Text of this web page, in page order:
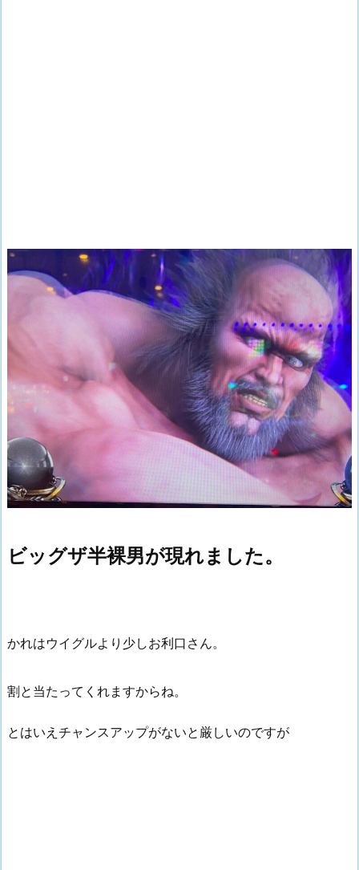
ビッグザ半裸男が現れました。
かれはウイグルより少しお利口さん。
割と当たってくれますからね。
とはいえチャンスアップがないと厳しいのですが